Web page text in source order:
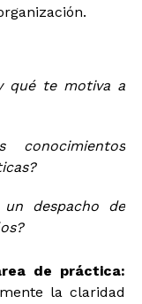
qué te motiva a
conocimientos
despacho de
de práctica:
la claridad